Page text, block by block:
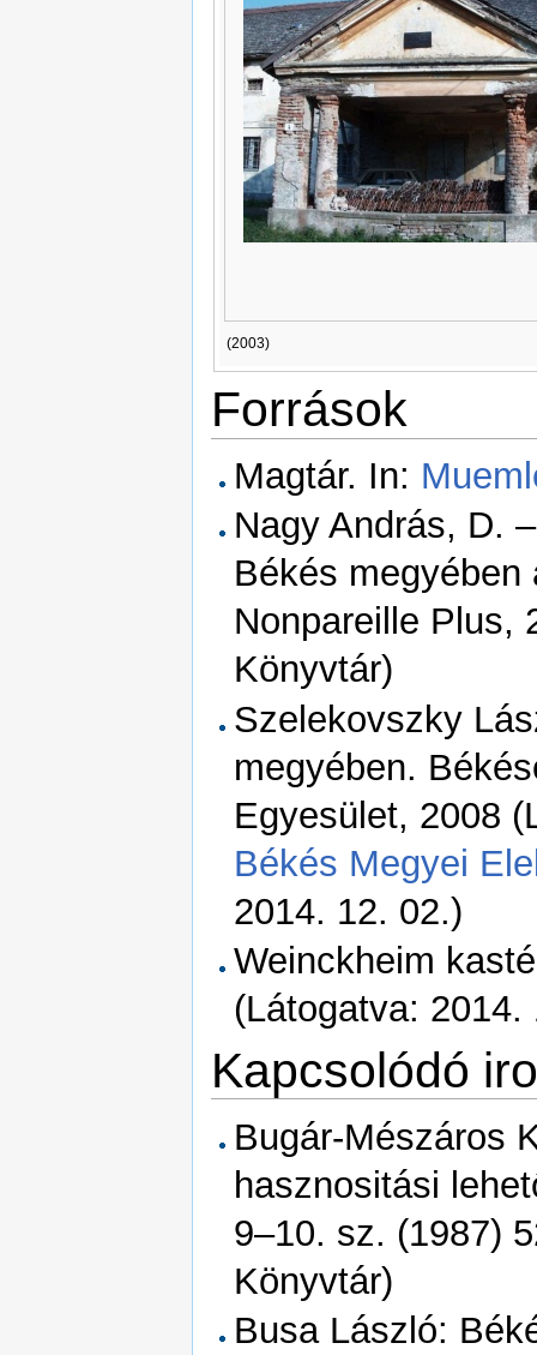
(2003)
Források
Magtár. In:
Nagy András, D.
Békés
Nonpareille Plus,
Könyvtár)
Szelekovszky
megyében.
Egyesület, 2008
Békés Megyei
2014. 12. 02.)
Weinckheim
(Látogatva: 2014.
Kapcsolódó
Bugár-Mészáros
hasznositási
9–10. sz. (1987)
Könyvtár)
Busa László: